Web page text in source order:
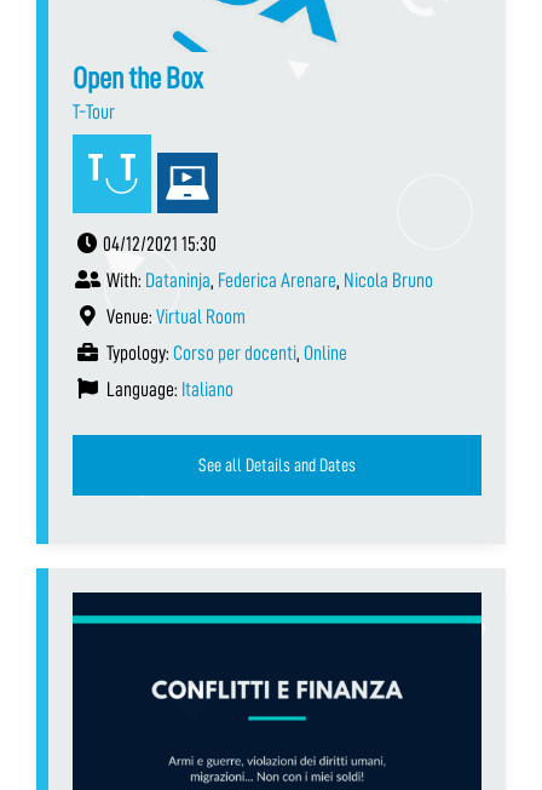
Open the Box
T-Tour
04/12/2021 15:30
With: Dataninja, Federica Arenare, Nicola Bruno
Venue: Virtual Room
Typology: Corso per docenti, Online
Language: Italiano
See all Details and Dates